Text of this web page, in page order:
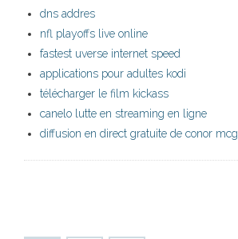
dns addres
nfl playoffs live online
fastest uverse internet speed
applications pour adultes kodi
télécharger le film kickass
canelo lutte en streaming en ligne
diffusion en direct gratuite de conor